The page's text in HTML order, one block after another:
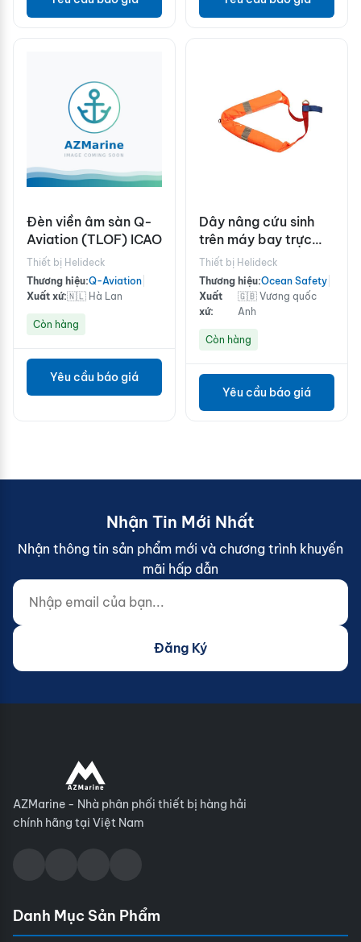
Đèn viền âm sàn Q-
Aviation (TLOF) ICAO
Thiết bị Helideck
Thương hiệu:Q-Aviation
Xuất xứ:🇳🇱 Hà Lan
Còn hàng
Yêu cầu báo giá
Dây nâng cứu sinh
trên máy bay trực
thăng chịu tải 250kg
Thiết bị Helideck
Thương hiệu:Ocean Safety
Xuất
xứ:
🇬🇧 Vương quốc
Anh
Còn hàng
Yêu cầu báo giá
Nhận Tin Mới Nhất
Nhận thông tin sản phẩm mới và chương trình khuyến
mãi hấp dẫn
Nhập email của bạn...
Website (do not fill)
Đăng Ký
AZMarine - Nhà phân phối thiết bị hàng hải
chính hãng tại Việt Nam
Danh Mục Sản Phẩm